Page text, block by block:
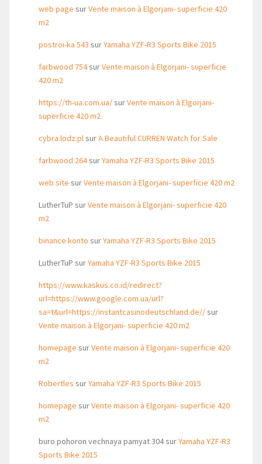
web page surVente maison à Elgorjani- superficie 420
m2
postroi-ka 543 surYamaha YZF-R3 Sports Bike 2015
farbwood 754surVente maison à Elgorjani- superficie
420 m2
https://th-ua.com.ua/surVente maison à Elgorjani-
superficie 420 m2
cybra.lodz.plsurA Beautiful CURREN Watch for Sale
farbwood 264surYamaha YZF-R3 Sports Bike 2015
web site surVente maison à Elgorjani- superficie 420 m2
LutherTuP surVente maison à Elgorjani- superficie 420
m2
binance konto surYamaha YZF-R3 Sports Bike 2015
LutherTuP surYamaha YZF-R3 Sports Bike 2015
https://www.kaskus.co.id/redirect?
url=https://www.google.com.ua/url?
sa=t&url=https://instantcasinodeutschland.de//sur
Vente maison à Elgorjani- superficie 420 m2
homepage surVente maison à Elgorjani- superficie 420
m2
Robertles surYamaha YZF-R3 Sports Bike 2015
homepage surVente maison à Elgorjani- superficie 420
m2
buro pohoron vechnaya pamyat 304surYamaha YZF-R3
Sports Bike 2015